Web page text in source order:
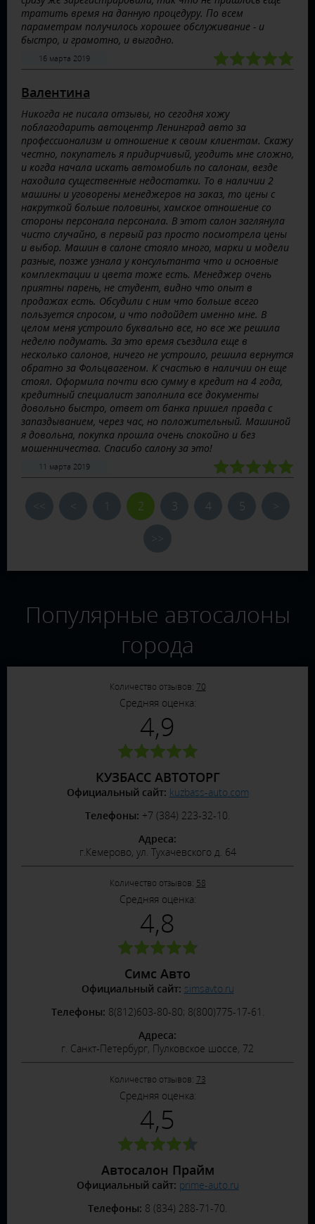
тратить время на данную процедуру. По всем
параметрам получилось хорошее обслуживание - и
быстро, и грамотно, и выгодно.
16 марта 2019
Валентина
Никогда не писала отзывы, но сегодня хожу
поблагодарить автоцентр Ленинград авто за
профессионализм и отношение к своим клиентам. Скажу
честно, покупатель я придирчивый, угодить мне сложно,
и когда начала искать автомобиль по салонам, везде
находила существенные недостатки. То в наличии 2
машины и уговорены менеджеров на заказ, то цены с
накруткой больше половины, хамское отношение со
стороны персонала персонала. В этот салон заглянула
чисто случайно, в первый раз просто посмотрела цены
и выбор. Машин в салоне стояло много, марки и модели
разные, позже узнала у консультанта что и основные
комплектации и цвета тоже есть. Менеджер очень
приятны парень, не студент, видно что опыт в
продажах есть. Обсудили с ним что больше всего
пользуется спросом, и что подойдет именно мне. В
целом меня устроило буквально все, но все же решила
неделю подумать. За это время съездила еще в
несколько салонов, ничего не устроило, решила вернутся
обратно за Фольцвагеном. К счастью в наличии он еще
стоял. Оформила почти всю сумму в кредит на 4 года,
кредитный специалист заполнила все документы
довольно быстро, ответ от банка пришел правда с
запаздыванием, через час, но положительный. Машиной
я довольна, покупка прошла очень спокойно и без
мошенничества. Спасибо салону за это!
11 марта 2019
<< < 1 2 3 4 5 >
>>
Популярные автосалоны
города
Количество отзывов: 70
Средняя оценка:
4,9
КУЗБАСС АВТОТОРГ
Официальный сайт: kuzbass-auto.com
Телефоны: +7 (384) 223-32-10.
Адреса:
г.Кемерово, ул. Тухачевского д. 64
Количество отзывов: 58
Средняя оценка:
4,8
Симс Авто
Официальный сайт: simsavto.ru
Телефоны: 8(812)603-80-80; 8(800)775-17-61.
Адреса:
г. Санкт-Петербург, Пулковское шоссе, 72
Количество отзывов: 73
Средняя оценка:
4,5
Автосалон Прайм
Официальный сайт: prime-auto.ru
Телефоны: 8 (834) 288-71-70.